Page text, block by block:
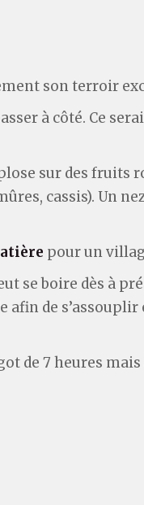
son terroir
à côté. Ce
sur des fruits
cassis). Un
pour un
se boire dès à
afin de s’assouplir
de 7 heures